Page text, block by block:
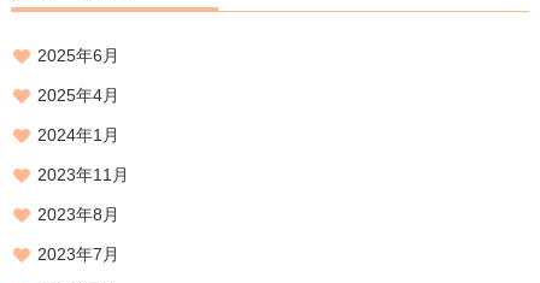
2025年6月
2025年4月
2024年1月
2023年11月
2023年8月
2023年7月